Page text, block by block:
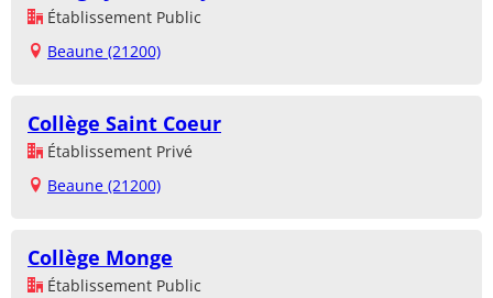
Établissement Public
Beaune (21200)
Collège Saint Coeur
Établissement Privé
Beaune (21200)
Collège Monge
Établissement Public